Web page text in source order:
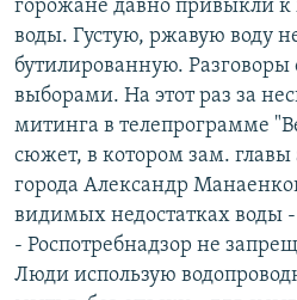
горожане давно привыкли к
воды. Густую, ржавую воду
бутилированную.
выборами. На этот раз за
митинга в телепрограмме
сюжет, в котором зам.
города Александр
видимых недостатках воды
- Роспотребнадзор не
Люди использую